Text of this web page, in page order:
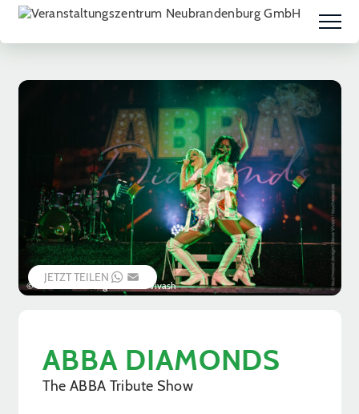
© touchwood.design – Steve Vivash
JETZT TEILEN WHATSAPP
EMAIL
ABBA DIAMONDS
The ABBA Tribute Show